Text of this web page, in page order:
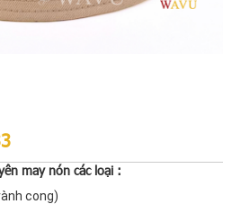
may nón các loại :
cong)